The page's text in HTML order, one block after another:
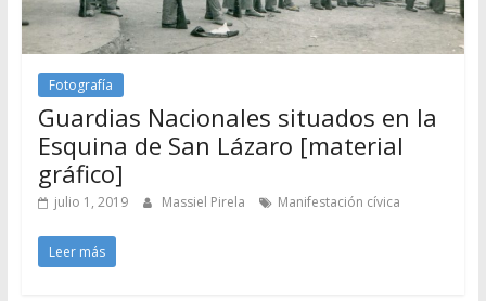
Fotografía
Guardias Nacionales situados en la
Esquina de San Lázaro [material
gráfico]
julio 1, 2019 Massiel Pirela Manifestación cívica
Leer más